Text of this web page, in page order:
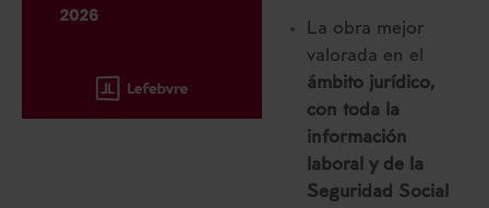
La obra mejor
valorada en el
ámbito jurídico,
con toda la
información
laboral y de la
Seguridad Social